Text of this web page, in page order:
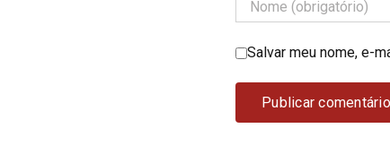
Salvar meu nome, e-